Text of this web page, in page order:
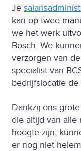
Je
kan op twee
we het werk
Bosch. We
verzorgen van
specialist van
bedrijfslocatie de
Dankzij ons
die altijd van alle
hoogte zijn,
er nog niet